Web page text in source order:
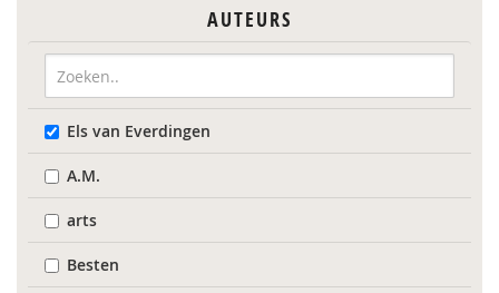
AUTEURS
Els van Everdingen
A.M.
arts
Besten